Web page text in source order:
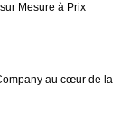
Mesure à Prix
au cœur de la